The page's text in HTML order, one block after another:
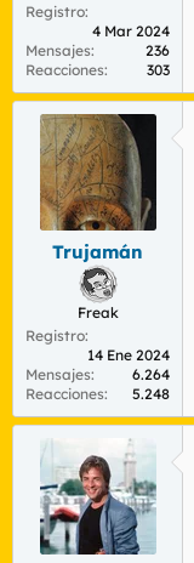
Registro
4 Mar 2024
Mensajes
236
Reacciones
303
Trujamán
Freak
Registro
14 Ene 2024
Mensajes
6.264
Reacciones
5.248